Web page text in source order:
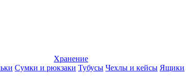
Хранение
Сумки и рюкзаки Тубусы Чехлы и кейсы Ящики